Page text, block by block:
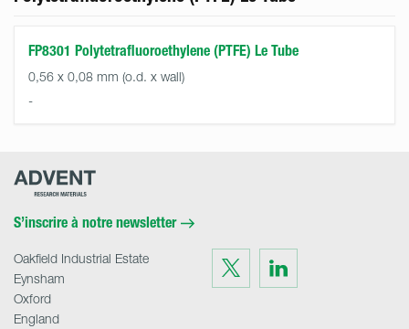
FP8301 Polytetrafluoroethylene (PTFE) Le Tube
0,56 x 0,08 mm (o.d. x wall)
-
Advent
S’inscrire à notre newsletter
Visit
us
on
Twitter
Visit
on
LinkedIn
Oakfield Industrial Estate
Eynsham
Oxford
England